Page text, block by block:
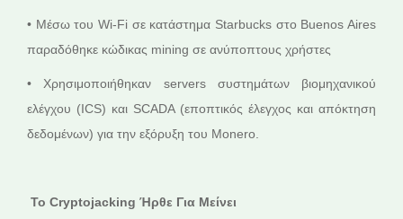
• Μέσω του Wi-Fi σε κατάστημα Starbucks στο Buenos Aires
παραδόθηκε κώδικας mining σε ανύποπτους χρήστες
• Χρησιμοποιήθηκαν servers συστημάτων βιομηχανικού
ελέγχου (ICS) και SCADA (εποπτικός έλεγχος και απόκτηση
δεδομένων) για την εξόρυξη του Monero.
To Cryptojacking Ήρθε Για Μείνει